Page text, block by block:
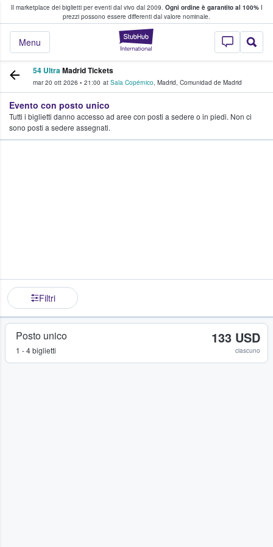
Il marketplace dei biglietti per eventi dal vivo dal 2009. Ogni ordine è garantito al 100%I
prezzi possono essere differenti dal valore nominale.
StubHub - Dove
Menu
fan comprano e vendono biglietti
54 UltraMadrid Tickets
mar 20 ott 2026 • 21:00 at Sala Copérnico, Madrid, Comunidad de Madrid
Evento con posto unico
Tutti i biglietti danno accesso ad aree con posti a sedere o in piedi. Non ci
sono posti a sedere assegnati.
Filtri
Posto unico
1 - 4 biglietti
133 USD
ciascuno